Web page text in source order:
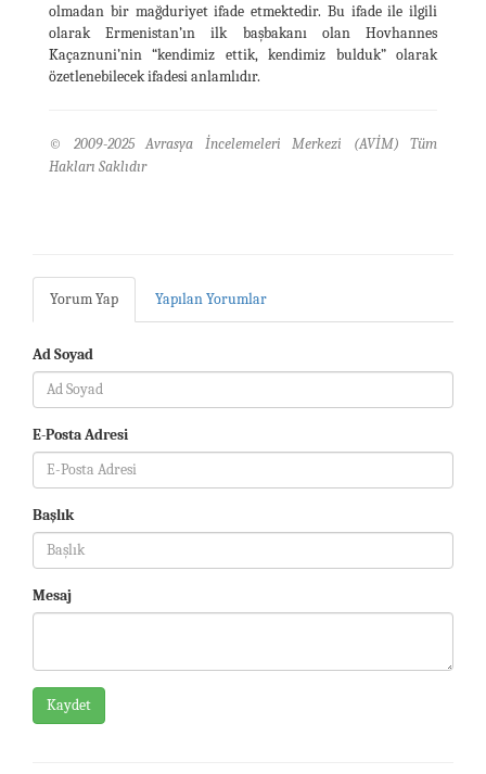
olmadan bir mağduriyet ifade etmektedir. Bu ifade ile ilgili
olarak Ermenistan’ın ilk başbakanı olan Hovhannes
Kaçaznuni’nin “kendimiz ettik, kendimiz bulduk” olarak
özetlenebilecek ifadesi anlamlıdır.
© 2009-2025 Avrasya İncelemeleri Merkezi (AVİM) Tüm
Hakları Saklıdır
Yorum Yap Yapılan Yorumlar
Ad Soyad
E-Posta Adresi
Başlık
Mesaj
Kaydet